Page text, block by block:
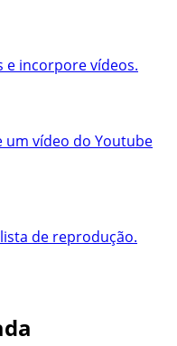
e incorpore vídeos.
vídeo do Youtube
de reprodução.